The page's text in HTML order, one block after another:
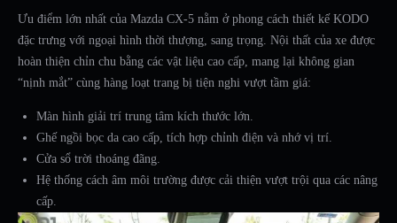
Ưu điểm lớn nhất của Mazda CX-5 nằm ở phong cách thiết kế KODO
đặc trưng với ngoại hình thời thượng, sang trọng. Nội thất của xe được
hoàn thiện chỉn chu bằng các vật liệu cao cấp, mang lại không gian
“nịnh mắt” cùng hàng loạt trang bị tiện nghi vượt tầm giá:
Màn hình giải trí trung tâm kích thước lớn.
Ghế ngồi bọc da cao cấp, tích hợp chỉnh điện và nhớ vị trí.
Cửa sổ trời thoáng đãng.
Hệ thống cách âm môi trường được cải thiện vượt trội qua các nâng
cấp.